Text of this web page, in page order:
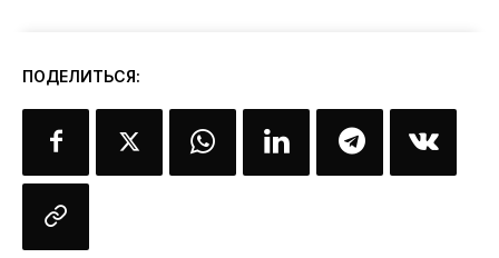
ПОДЕЛИТЬСЯ: